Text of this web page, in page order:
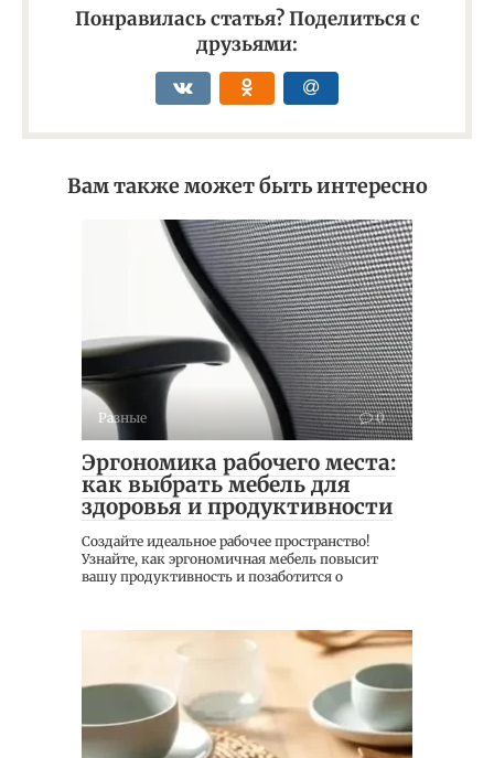
Понравилась статья? Поделиться с
друзьями:
Вам также может быть интересно
Разные 0
Эргономика рабочего места:
как выбрать мебель для
здоровья и продуктивности
Создайте идеальное рабочее пространство!
Узнайте, как эргономичная мебель повысит
вашу продуктивность и позаботится о